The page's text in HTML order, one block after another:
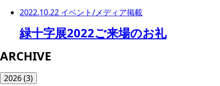
2022.10.22 イベント/メディア掲載
緑十字展2022ご来場のお礼
ARCHIVE
2026(3)